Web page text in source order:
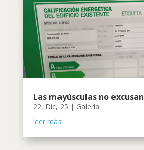
Las mayúsculas no excusan
22, Dic, 25 | Galería
leer más